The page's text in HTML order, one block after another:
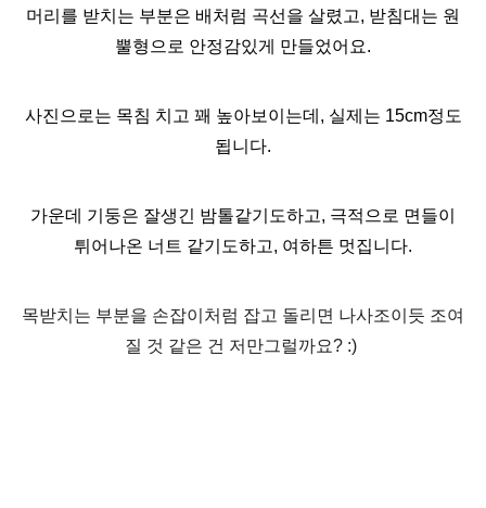
머리를 받치는 부분은 배처럼 곡선을 살렸고, 받침대는 원
뿔형으로 안정감있게 만들었어요.
사진으로는 목침 치고 꽤 높아보이는데, 실제는 15cm정도
됩니다.
가운데 기둥은 잘생긴 밤톨같기도하고, 극적으로 면들이
튀어나온 너트 같기도하고, 여하튼 멋집니다.
목받치는 부분을 손잡이처럼 잡고 돌리면 나사조이듯 조여
질 것 같은 건 저만그럴까요? :)